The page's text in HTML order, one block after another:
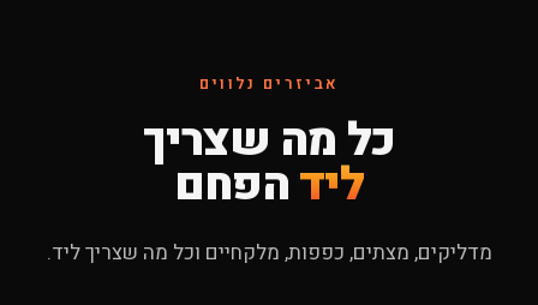
אביזרים נלווים
כל מה שצריך
לידהפחם
מדליקים, מצתים, כפפות, מלקחיים וכל מה שצריך ליד.